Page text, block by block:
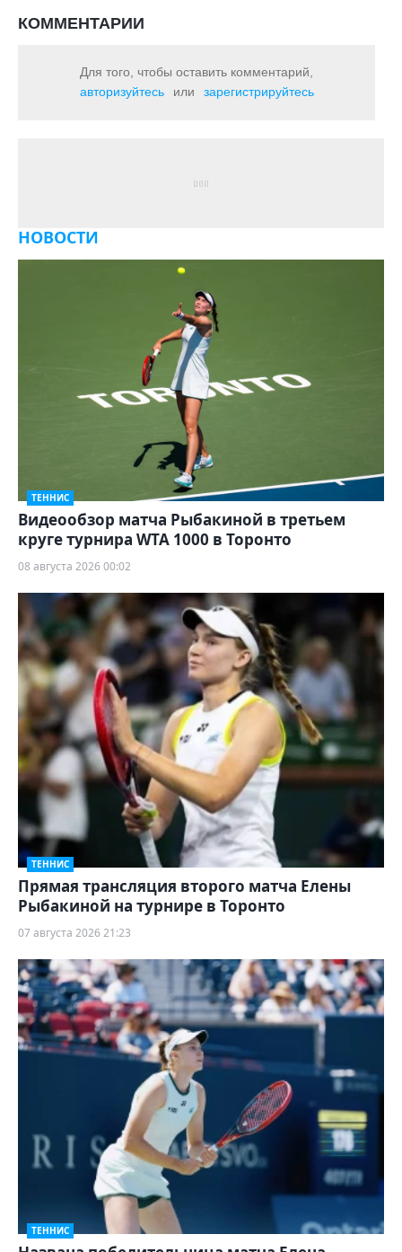
КОММЕНТАРИИ
Для того, чтобы оставить комментарий,
авторизуйтесь
или зарегистрируйтесь
НОВОСТИ
ТЕННИС
Видеообзор матча Рыбакиной в третьем
круге турнира WTA 1000 в Торонто
08 августа 2026 00:02
ТЕННИС
Прямая трансляция второго матча Елены
Рыбакиной на турнире в Торонто
07 августа 2026 21:23
ТЕННИС